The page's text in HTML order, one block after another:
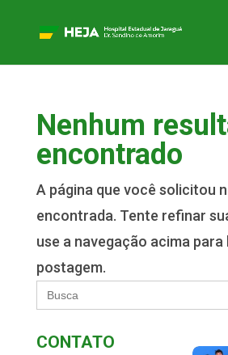
Nenhum
encontrado
A página que você solicitou
encontrada. Tente refinar
use a navegação acima
postagem.
Search
for:
CONTATO